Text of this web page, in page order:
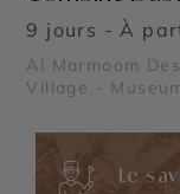
9 jours - À
Al Marmoom
Village -
Abra ride - Al
Dubaï Mall &
Le